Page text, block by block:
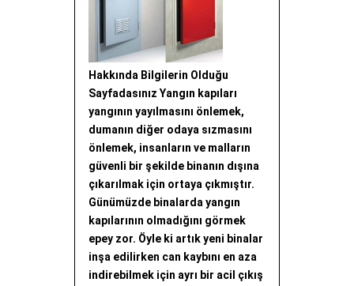
Hakkında Bilgilerin Olduğu
Sayfadasınız Yangın kapıları
yangının yayılmasını önlemek,
dumanın diğer odaya sızmasını
önlemek, insanların ve malların
güvenli bir şekilde binanın dışına
çıkarılmak için ortaya çıkmıştır.
Günümüzde binalarda yangın
kapılarının olmadığını görmek
epey zor. Öyle ki artık yeni binalar
inşa edilirken can kaybını en aza
indirebilmek için ayrı bir acil çıkış